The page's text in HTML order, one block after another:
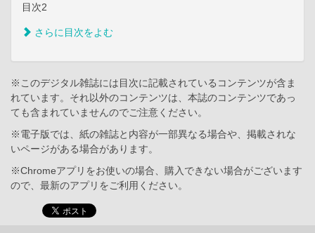
目次2
さらに目次をよむ
※このデジタル雑誌には目次に記載されているコンテンツが含ま
れています。それ以外のコンテンツは、本誌のコンテンツであっ
ても含まれていませんのでご注意ください。
※電子版では、紙の雑誌と内容が一部異なる場合や、掲載されな
いページがある場合があります。
※Chromeアプリをお使いの場合、購入できない場合がございます
ので、最新のアプリをご利用ください。